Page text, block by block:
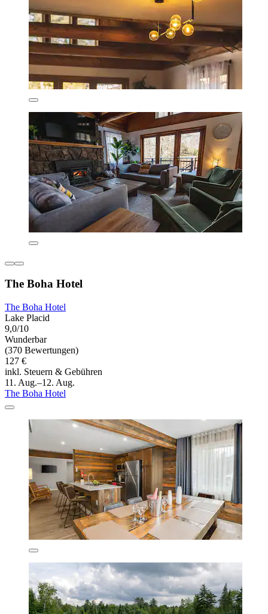
The Boha Hotel
The Boha Hotel
Lake Placid
9,0/10
Wunderbar
(370 Bewertungen)
127 €
inkl. Steuern & Gebühren
11. Aug.–12. Aug.
The Boha Hotel